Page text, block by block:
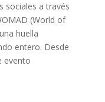
sociales a través
(World of
huella
entero. Desde
evento